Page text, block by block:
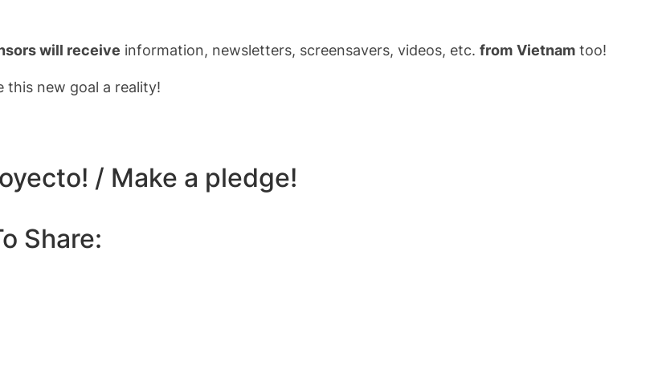
will receive information, newsletters, screensavers, videos, etc. from Vietnam too!
this new goal a reality!
/ Make a pledge!
Share: